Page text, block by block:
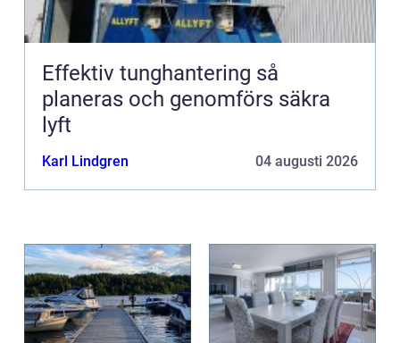
Effektiv tunghantering så
planeras och genomförs säkra
lyft
Karl Lindgren 04 augusti 2026